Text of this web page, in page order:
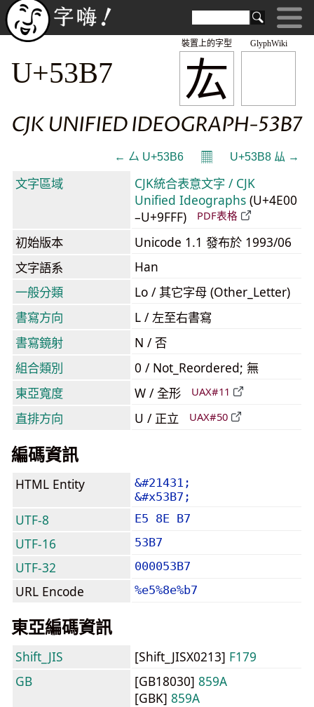
GlyphWiki
厷
裝置上的字型
U+53B7
CJK UNIFIED IDEOGRAPH-53B7
← 厶 U+53B6 𝄜 U+53B8 厸 →
文字區域
CJK統合表意文字 / CJK
Unified Ideographs (U+4E00
–U+9FFF)
PDF表格
初始版本
Unicode 1.1 發布於 1993/06
文字語系
Han
一般分類
Lo / 其它字母 (Other_Letter)
書寫方向
L / 左至右書寫
書寫鏡射
N / 否
組合類別
0 / Not_Reordered; 無
東亞寬度
W / 全形 UAX#11
直排方向 U / 正立 UAX#50
編碼資訊
HTML Entity
&#21431;
&#x53B7;
UTF-8 E5 8E B7
UTF-16 53B7
UTF-32 000053B7
URL Encode %e5%8e%b7
東亞編碼資訊
Shift_JIS [Shift_JISX0213] F179
GB
[GB18030] 859A
[GBK] 859A